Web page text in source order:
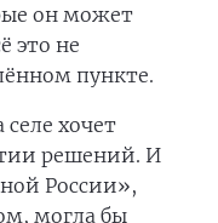
он может
это не
пункте.
хочет
решений. И
России»,
могла бы